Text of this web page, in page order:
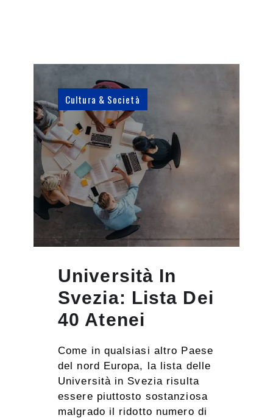
Cultura & Società
Università In
Svezia: Lista Dei
40 Atenei
Come in qualsiasi altro Paese
del nord Europa, la lista delle
Università in Svezia risulta
essere piuttosto sostanziosa
malgrado il ridotto numero di